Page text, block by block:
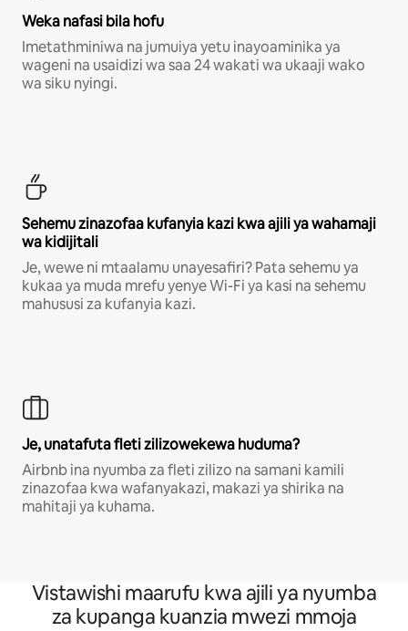
Weka nafasi bila hofu
Imetathminiwa na jumuiya yetu inayoaminika ya
wageni na usaidizi wa saa 24 wakati wa ukaaji wako
wa siku nyingi.
Sehemu zinazofaa kufanyia kazi kwa ajili ya wahamaji
wa kidijitali
Je, wewe ni mtaalamu unayesafiri? Pata sehemu ya
kukaa ya muda mrefu yenye Wi-Fi ya kasi na sehemu
mahususi za kufanyia kazi.
Je, unatafuta fleti zilizowekewa huduma?
Airbnb ina nyumba za fleti zilizo na samani kamili
zinazofaa kwa wafanyakazi, makazi ya shirika na
mahitaji ya kuhama.
Vistawishi maarufu kwa ajili ya nyumba
za kupanga kuanzia mwezi mmoja